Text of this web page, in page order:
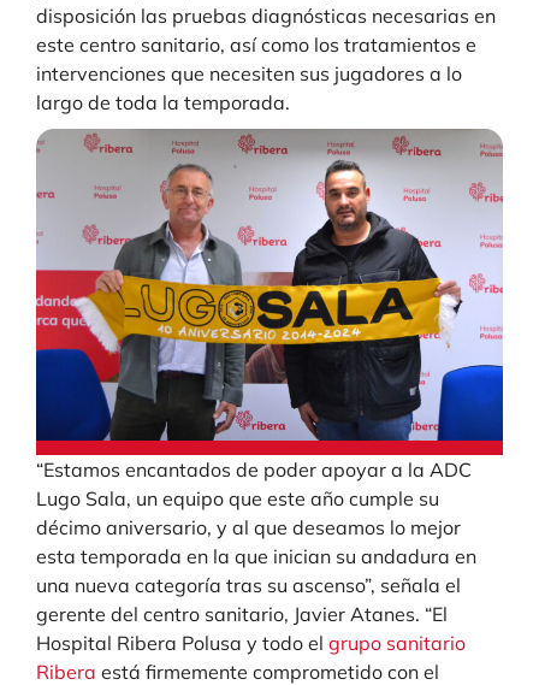
disposición las pruebas diagnósticas necesarias en
este centro sanitario, así como los tratamientos e
intervenciones que necesiten sus jugadores a lo
largo de toda la temporada.
“Estamos encantados de poder apoyar a la ADC
Lugo Sala, un equipo que este año cumple su
décimo aniversario, y al que deseamos lo mejor
esta temporada en la que inician su andadura en
una nueva categoría tras su ascenso”, señala el
gerente del centro sanitario, Javier Atanes. “El
Hospital Ribera Polusa y todo el grupo sanitario
Ribera está firmemente comprometido con el